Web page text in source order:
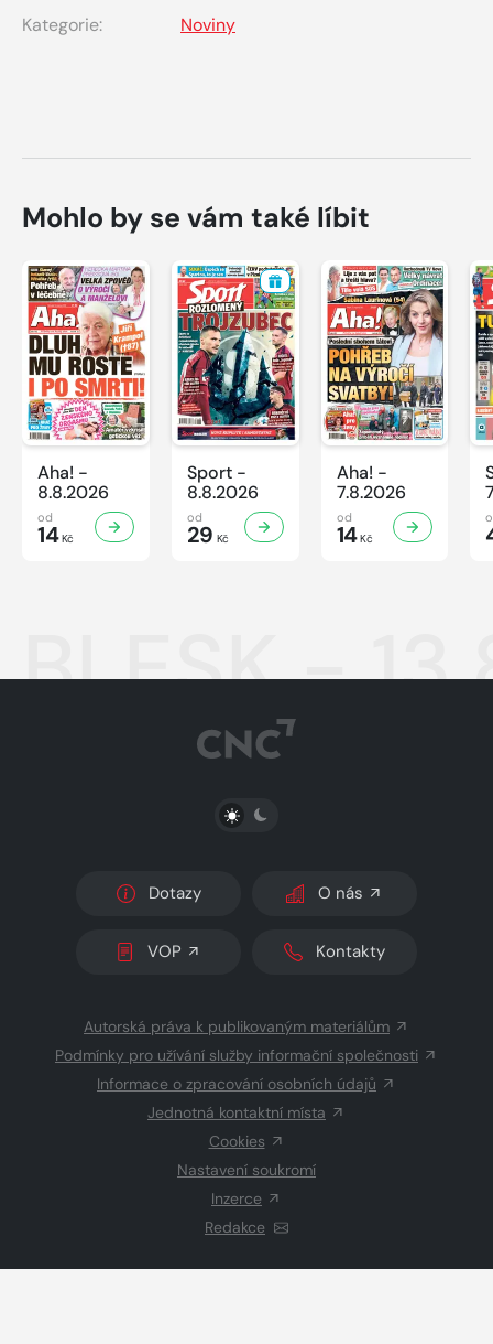
Kategorie:
Noviny
Mohlo by se vám také líbit
Aha! -
8.8.2026
od
14Kč
Sport -
8.8.2026
od
29 Kč
Aha! -
7.8.2026
od
14Kč
BLESK -
PŘEPNOUT SVĚTLÝ/TMAVÝ REŽIM
Dotazy O nás
VOP Kontakty
Autorská práva k publikovaným materiálům
Podmínky pro užívání služby informační společnosti
Informace o zpracování osobních údajů
Jednotná kontaktní místa
Cookies
Nastavení soukromí
Inzerce
Redakce